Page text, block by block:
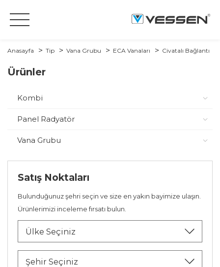
Anasayfa Tip Vana Grubu ECA Vanaları Civatalı Bağlantı
Ürünler
Kombi
Panel Radyatör
Vana Grubu
Satış Noktaları
Bulunduğunuz şehri seçin ve size en yakın bayimize ulaşın.
Ürünlerimizi inceleme fırsatı bulun.
Ülke Seçiniz
Şehir Seçiniz